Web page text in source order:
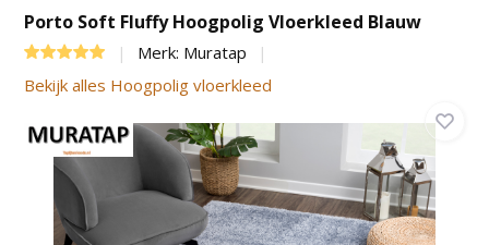
Porto Soft Fluffy Hoogpolig Vloerkleed Blauw
Merk: Muratap
Bekijk alles Hoogpolig vloerkleed